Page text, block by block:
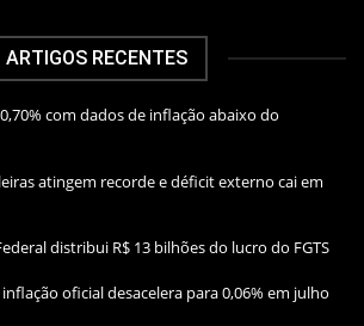
ARTIGOS RECENTES
com dados de inflação abaixo do
atingem recorde e déficit externo cai em
distribui R$ 13 bilhões do lucro do FGTS
inflação oficial desacelera para 0,06% em julho